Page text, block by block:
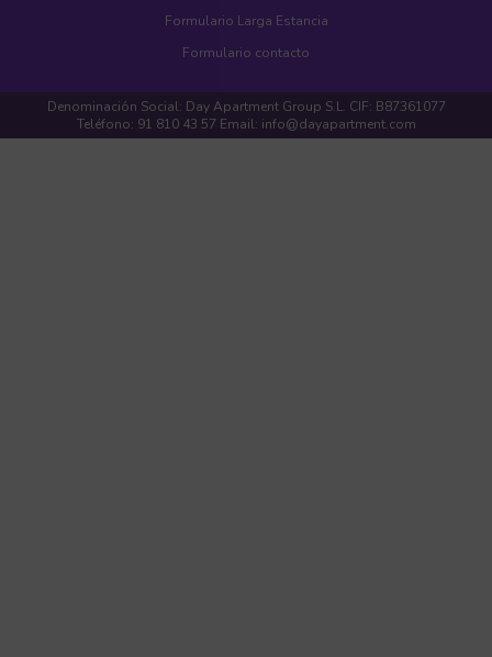
Formulario Larga Estancia
Formulario contacto
Denominación Social: Day Apartment Group S.L. CIF: B87361077
Teléfono: 91 810 43 57 Email: info@dayapartment.com